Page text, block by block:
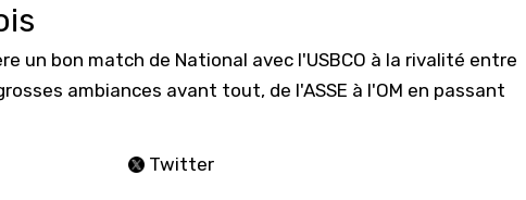
un bon match de National avec l'USBCO à la rivalité entre
ambiances avant tout, de l'ASSE à l'OM en passant
Twitter